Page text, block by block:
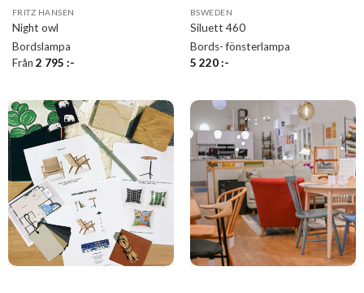
FRITZ HANSEN
Night owl
Bordslampa
Från 2 795 :-
BSWEDEN
Siluett 460
Bords- fönsterlampa
5 220:-